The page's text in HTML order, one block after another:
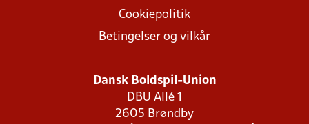
Cookiepolitik
Betingelser og vilkår
Dansk Boldspil-Union
DBU Allé 1
2605 Brøndby